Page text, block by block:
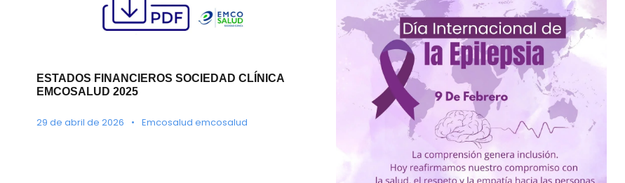
ESTADOS FINANCIEROS SOCIEDAD CLÍNICA
EMCOSALUD 2025
29 de abril de 2026 • Emcosalud emcosalud